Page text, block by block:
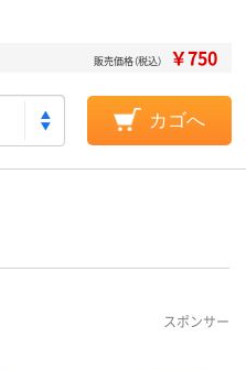
販売価格（税込） ￥750
カゴへ
スポンサー